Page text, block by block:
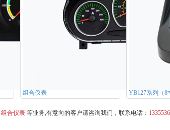
组合仪表 YB127系列（8
组合仪表 等业务,有意向的客户请咨询我们，联系电话：